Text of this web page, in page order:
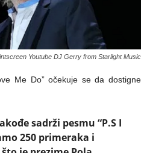
Youtube DJ Gerry from Starlight Music
Me Do” očekuje se da dostigne
sadrži pesmu “P.S I
250 primeraka i